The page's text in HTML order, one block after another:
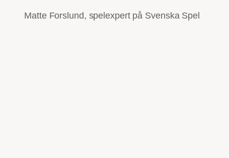
Matte Forslund, spelexpert på Svenska Spel